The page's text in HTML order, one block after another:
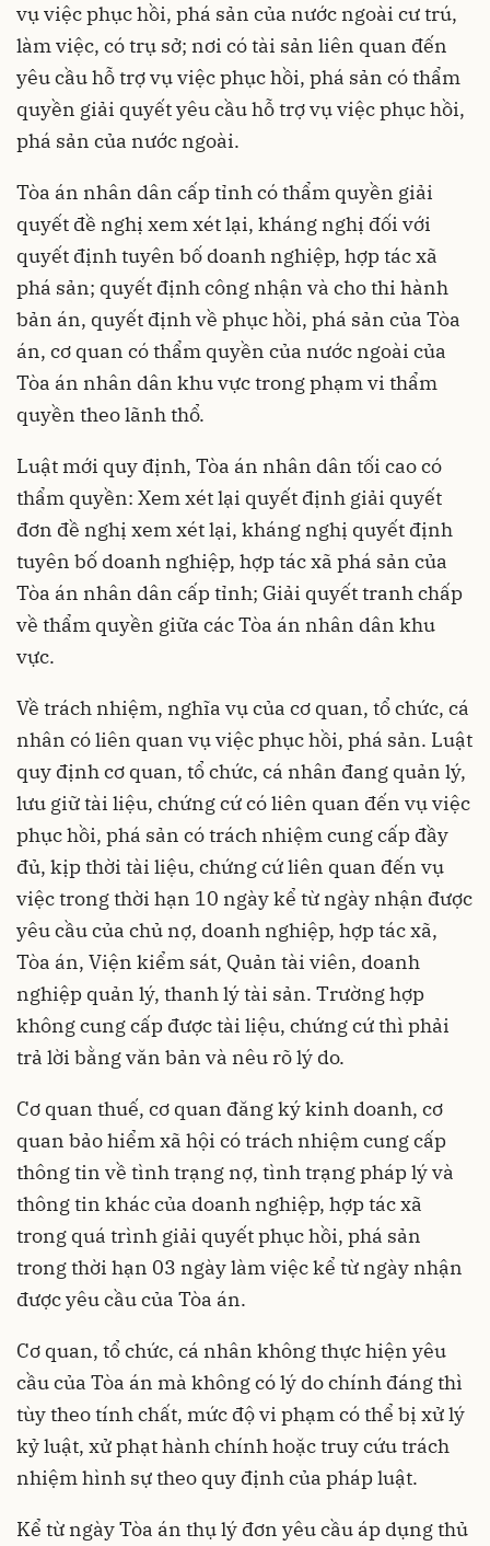
vụ việc phục hồi, phá sản của nước ngoài cư trú,
làm việc, có trụ sở; nơi có tài sản liên quan đến
yêu cầu hỗ trợ vụ việc phục hồi, phá sản có thẩm
quyền giải quyết yêu cầu hỗ trợ vụ việc phục hồi,
phá sản của nước ngoài.
Tòa án nhân dân cấp tỉnh có thẩm quyền giải
quyết đề nghị xem xét lại, kháng nghị đối với
quyết định tuyên bố doanh nghiệp, hợp tác xã
phá sản; quyết định công nhận và cho thi hành
bản án, quyết định về phục hồi, phá sản của Tòa
án, cơ quan có thẩm quyền của nước ngoài của
Tòa án nhân dân khu vực trong phạm vi thẩm
quyền theo lãnh thổ.
Luật mới quy định, Tòa án nhân dân tối cao có
thẩm quyền: Xem xét lại quyết định giải quyết
đơn đề nghị xem xét lại, kháng nghị quyết định
tuyên bố doanh nghiệp, hợp tác xã phá sản của
Tòa án nhân dân cấp tỉnh; Giải quyết tranh chấp
về thẩm quyền giữa các Tòa án nhân dân khu
vực.
Về trách nhiệm, nghĩa vụ của cơ quan, tổ chức, cá
nhân có liên quan vụ việc phục hồi, phá sản. Luật
quy định cơ quan, tổ chức, cá nhân đang quản lý,
lưu giữ tài liệu, chứng cứ có liên quan đến vụ việc
phục hồi, phá sản có trách nhiệm cung cấp đầy
đủ, kịp thời tài liệu, chứng cứ liên quan đến vụ
việc trong thời hạn 10 ngày kể từ ngày nhận được
yêu cầu của chủ nợ, doanh nghiệp, hợp tác xã,
Tòa án, Viện kiểm sát, Quản tài viên, doanh
nghiệp quản lý, thanh lý tài sản. Trường hợp
không cung cấp được tài liệu, chứng cứ thì phải
trả lời bằng văn bản và nêu rõ lý do.
Cơ quan thuế, cơ quan đăng ký kinh doanh, cơ
quan bảo hiểm xã hội có trách nhiệm cung cấp
thông tin về tình trạng nợ, tình trạng pháp lý và
thông tin khác của doanh nghiệp, hợp tác xã
trong quá trình giải quyết phục hồi, phá sản
trong thời hạn 03 ngày làm việc kể từ ngày nhận
được yêu cầu của Tòa án.
Cơ quan, tổ chức, cá nhân không thực hiện yêu
cầu của Tòa án mà không có lý do chính đáng thì
tùy theo tính chất, mức độ vi phạm có thể bị xử lý
kỷ luật, xử phạt hành chính hoặc truy cứu trách
nhiệm hình sự theo quy định của pháp luật.
Kể từ ngày Tòa án thụ lý đơn yêu cầu áp dụng thủ